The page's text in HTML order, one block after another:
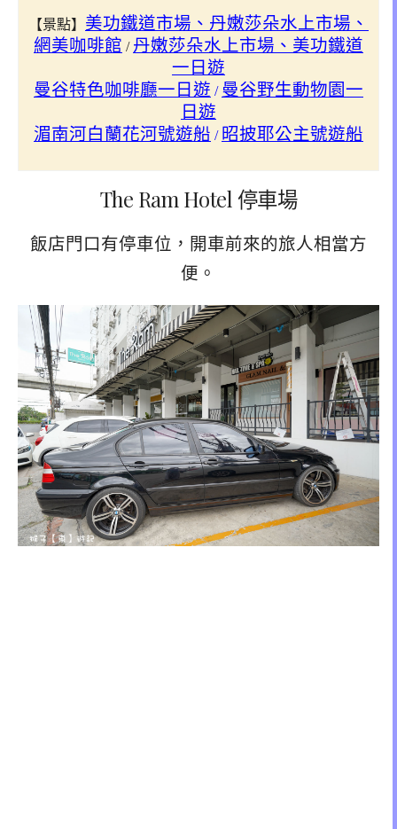
【景點】 美功鐵道市場、丹嫩莎朵水上市場、
網美咖啡館 / 丹嫩莎朵水上市場、美功鐵道
一日遊
曼谷特色咖啡廳一日遊 / 曼谷野生動物園一
日遊
湄南河白蘭花河號遊船 / 昭披耶公主號遊船
The Ram Hotel 停車場
飯店門口有停車位，開車前來的旅人相當方
便。